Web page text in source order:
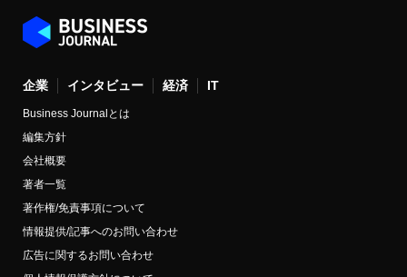
企業 インタビュー 経済 IT
Business Journalとは
編集方針
会社概要
著者一覧
著作権/免責事項について
情報提供/記事へのお問い合わせ
広告に関するお問い合わせ